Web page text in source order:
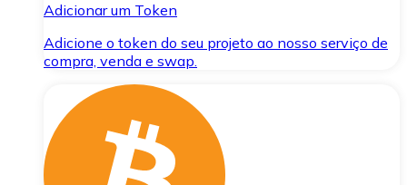
Adicionar um Token
Adicione o token do seu projeto ao nosso serviço de
compra, venda e swap.